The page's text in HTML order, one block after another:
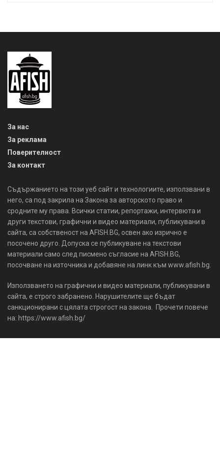
За нас
За реклама
Поверителност
За контакт
Съдържанието на този уеб сайт и технологиите, използвани в
него, са под закрила на Закона за авторското право и
сродните му права. Всички статии, репортажи, интервюта и
други текстови, графични и видео материали, публикувани в
сайта, са собственост на AFISH.BG, освен ако изрично е
посочено друго. Допуска се публикуване на текстови
материали само след писмено съгласие на AFISH.BG,
посочване на източника и добавяне на линк към www.afish.bg.
Използването на графични и видео материали, публикувани в
сайта, е строго забранено. Нарушителите ще бъдат
санкционирани с цялата строгост на закона. Прочети повече
на: https://www.afish.bg/